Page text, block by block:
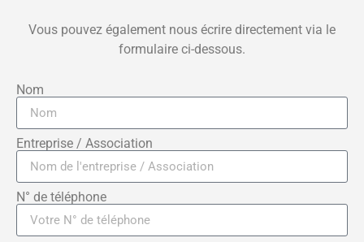
Vous pouvez également nous écrire directement via le
formulaire ci-dessous.
Nom
Entreprise / Association
N° de téléphone